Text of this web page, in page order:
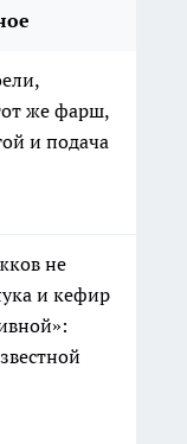
же фарш,
и подача
не
и кефир